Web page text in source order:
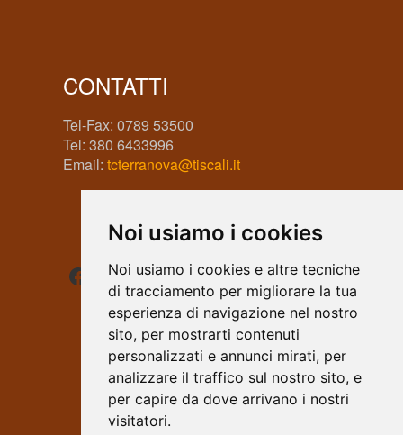
Noi usiamo i cookies
Noi usiamo i cookies e altre tecniche
di tracciamento per migliorare la tua
esperienza di navigazione nel nostro
sito, per mostrarti contenuti
personalizzati e annunci mirati, per
analizzare il traffico sul nostro sito, e
per capire da dove arrivano i nostri
visitatori.
CONTATTI
Tel-Fax: 0789 53500
Tel: 380 6433996
Email: tcterranova@tiscali.it
Facebook
Instagram
WhatsApp